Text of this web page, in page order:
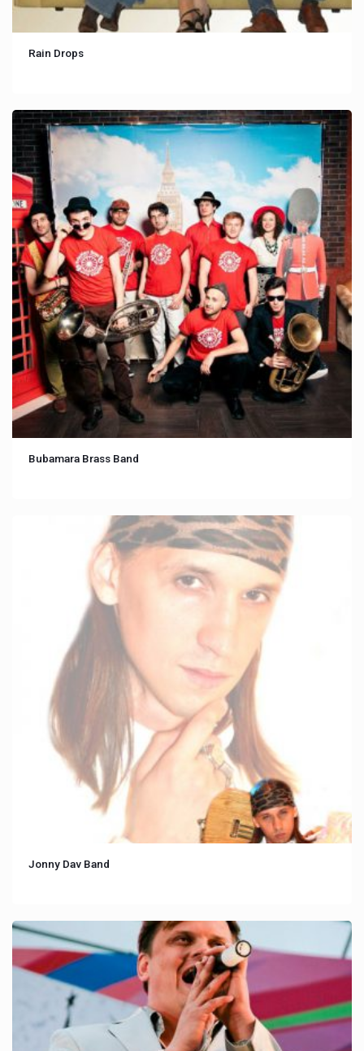
Rain Drops
Bubamara Brass Band
Jonny Dav Band